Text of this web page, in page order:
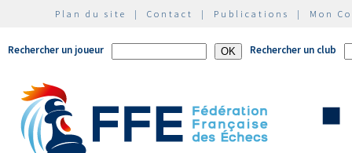
Plan du site | Contact | Publications | Mon
Rechercher un joueur Rechercher un club